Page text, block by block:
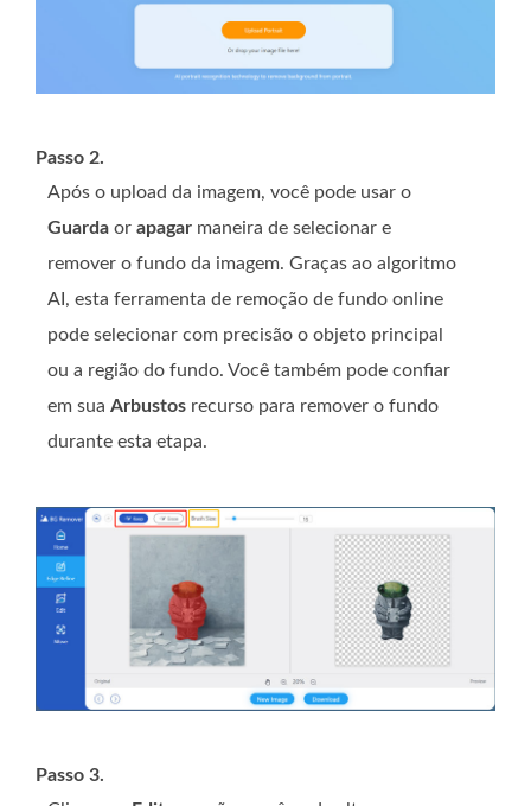
Passo 2.
Após o upload da imagem, você pode usar o
Guarda or apagar maneira de selecionar e
remover o fundo da imagem. Graças ao algoritmo
AI, esta ferramenta de remoção de fundo online
pode selecionar com precisão o objeto principal
ou a região do fundo. Você também pode confiar
em sua Arbustos recurso para remover o fundo
durante esta etapa.
Passo 3.